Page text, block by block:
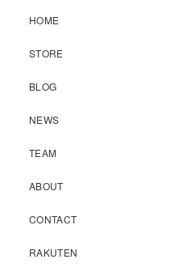
HOME
STORE
BLOG
NEWS
TEAM
ABOUT
CONTACT
RAKUTEN